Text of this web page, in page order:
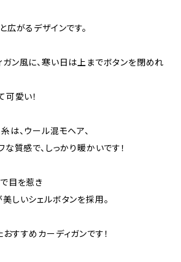
広がるデザインです。
ガン風に、寒い日は上までボタンを閉めれ
可愛い！
は、ウール混モヘア、
な質感で、しっかり暖かいです！
目を惹き
しいシェルボタンを採用。
すすめカーディガンです！